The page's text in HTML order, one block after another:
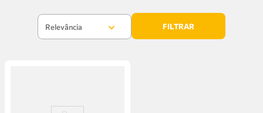
Relevância FILTRAR